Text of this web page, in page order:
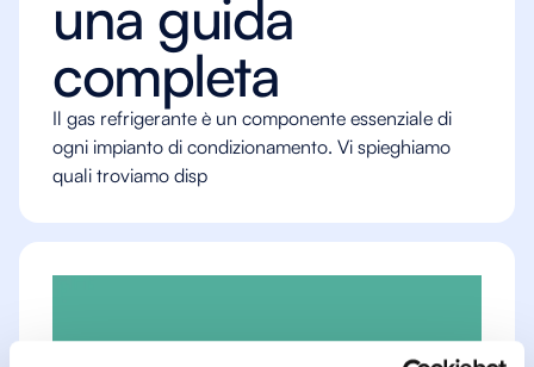
una guida
completa
Il gas refrigerante è un componente essenziale di
ogni impianto di condizionamento. Vi spieghiamo
quali troviamo disp